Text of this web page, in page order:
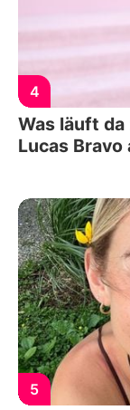
4
Was läuft
Lucas Bravo
5